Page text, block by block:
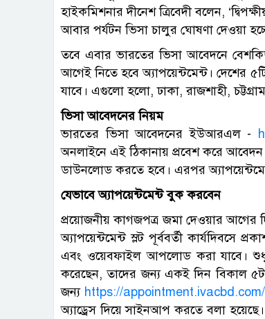
হাইকমিশনার দীনেশ ত্রিবেদী বলেন,
আবার পর্যটন ভিসা চালুর ঘোষণা দেওয়া
তবে এবার ভারতের ভিসা আবেদনে
আগেই নিতে হবে অ্যাপয়েন্টমেন্ট। দেশের
যাবে। এগুলো হলো, ঢাকা, রাজশাহী,
ভিসা আবেদনের নিয়ম
ভারতের ভিসা আবেদনের ইউআরএল -
অনলাইনে এই ঠিকানায় প্রবেশ করে
ডাউনলোড করতে হবে। এরপর
যেভাবে অ্যাপয়েন্টমেন্ট বুক করবেন
প্রয়োজনীয় কাগজপত্র জমা দেওয়ার আগের
অ্যাপয়েন্টমেন্ট স্লট পূর্ববর্তী
এবং ওয়েবফাইল আপলোড করা যাবে।
করেছেন, তাদের জন্য একই দিন বিকাল
জন্যhttps://appointment.ivacbd.com/
অ্যাড্রেস দিয়ে সাইনআপ করতে বলা